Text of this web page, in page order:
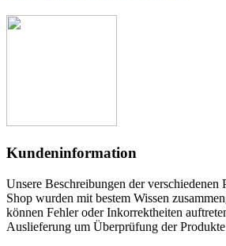
Kundeninformation
Unsere Beschreibungen der verschiedenen
Shop wurden mit bestem Wissen
können Fehler oder Inkorrektheiten
Auslieferung um Überprüfung der